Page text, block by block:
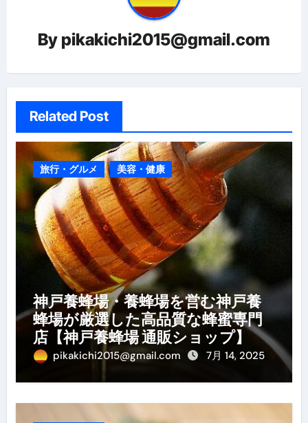
ンBy pikakichi2015@gmail.com
Related Post
旅行・グルメ 美容・健康
神戸養蜂場・養蜂場を営む神戸養
蜂場が厳選した高品質な蜂蜜専門
店【神戸養蜂場 通販ショップ】
pikakichi2015@gmail.com 7月 14, 2025